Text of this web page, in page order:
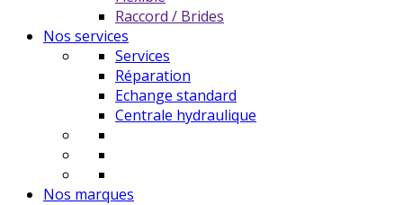
Raccord / Brides
Nos services
Services
Réparation
Echange standard
Centrale hydraulique
Nos marques